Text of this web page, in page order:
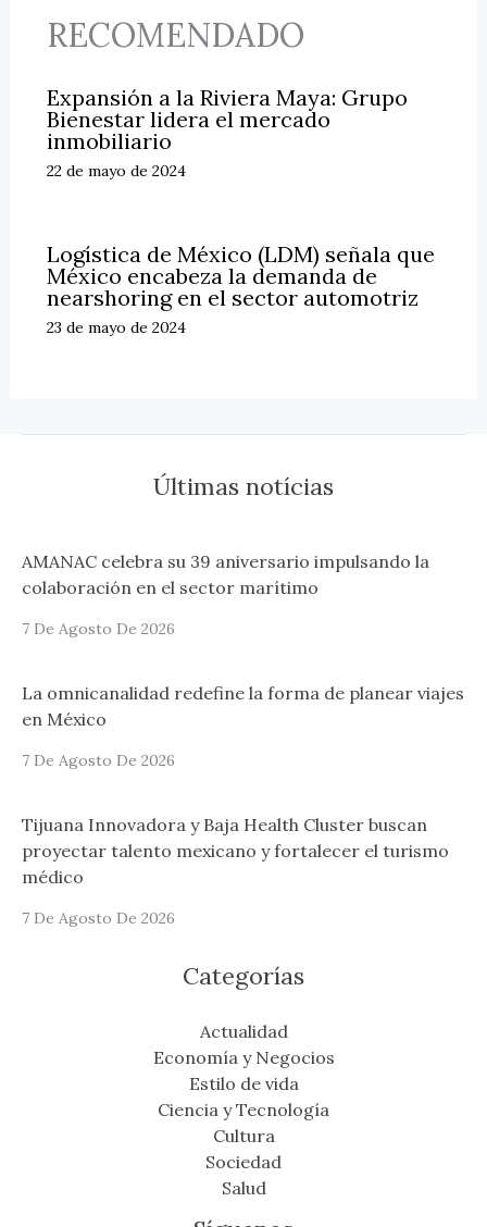
RECOMENDADO
Expansión a la Riviera Maya: Grupo
Bienestar lidera el mercado
inmobiliario
22 de mayo de 2024
Logística de México (LDM) señala que
México encabeza la demanda de
nearshoring en el sector automotriz
23 de mayo de 2024
Últimas notícias
AMANAC celebra su 39 aniversario impulsando la
colaboración en el sector marítimo
7 De Agosto De 2026
La omnicanalidad redefine la forma de planear viajes
en México
7 De Agosto De 2026
Tijuana Innovadora y Baja Health Cluster buscan
proyectar talento mexicano y fortalecer el turismo
médico
7 De Agosto De 2026
Categorías
Actualidad
Economía y Negocios
Estilo de vida
Ciencia y Tecnología
Cultura
Sociedad
Salud